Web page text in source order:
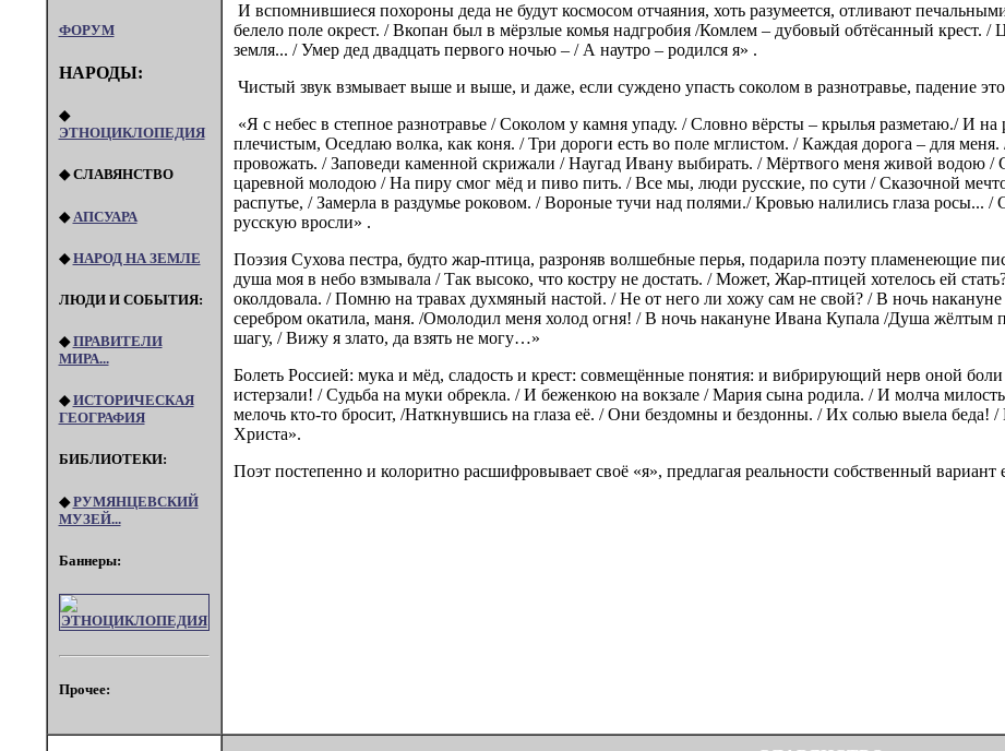
ФОРУМ
НАРОДЫ:
◆
ЭТНОЦИКЛОПЕДИЯ
◆ СЛАВЯНСТВО
◆ АПСУАРА
◆НАРОД НА ЗЕМЛЕ
ЛЮДИ И СОБЫТИЯ:
◆ПРАВИТЕЛИ
МИРА...
◆ИСТОРИЧЕСКАЯ
ГЕОГРАФИЯ
БИБЛИОТЕКИ:
◆РУМЯНЦЕВСКИЙ
МУЗЕЙ...
Баннеры:
Прочее:
И вспомнившиеся похороны деда не будут космосом отчаяния, хоть разумеется, отливают
белело поле окрест. / Вкопан был в мёрзлые комья надгробия /Комлем – дубовый обтёсанный крест. /
земля... / Умер дед двадцать первого ночью – / А наутро – родился я» .
Чистый звук взмывает выше и выше, и даже, если суждено упасть соколом в разнотравье, падение
«Я с небес в степное разнотравье / Соколом у камня упаду. / Словно вёрсты – крылья разметаю./ И
плечистым, Оседлаю волка, как коня. / Три дороги есть во поле мглистом. / Каждая дорога – для
провожать. / Заповеди каменной скрижали / Наугад Ивану выбирать. / Мёртвого меня живой водою /
царевной молодою / На пиру смог мёд и пиво пить. / Все мы, люди русские, по сути / Сказочной
распутье, / Замерла в раздумье роковом. / Вороные тучи над полями./ Кровью налились глаза росы...
русскую вросли» .
Поэзия Сухова пестра, будто жар-птица, разроняв волшебные перья, подарила поэту пламенеющие
душа моя в небо взмывала / Так высоко, что костру не достать. / Может, Жар-птицей хотелось ей
околдовала. / Помню на травах духмяный настой. / Не от него ли хожу сам не свой? / В ночь
серебром окатила, маня. /Омолодил меня холод огня! / В ночь накануне Ивана Купала /Душа жёлтым
шагу, / Вижу я злато, да взять не могу…»
Болеть Россией: мука и мёд, сладость и крест: совмещённые понятия: и вибрирующий нерв оной боли
истерзали! / Судьба на муки обрекла. / И беженкою на вокзале / Мария сына родила. / И молча
мелочь кто-то бросит, /Наткнувшись на глаза её. / Они бездомны и бездонны. / Их солью выела
Христа».
Поэт постепенно и колоритно расшифровывает своё «я», предлагая реальности собственный вариант